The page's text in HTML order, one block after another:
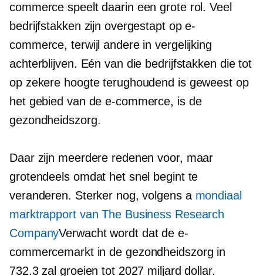
commerce speelt daarin een grote rol. Veel
bedrijfstakken zijn overgestapt op e-
commerce, terwijl andere in vergelijking
achterblijven. Eén van die bedrijfstakken die tot
op zekere hoogte terughoudend is geweest op
het gebied van de e-commerce, is de
gezondheidszorg.
Daar zijn meerdere redenen voor, maar
grotendeels omdat het snel begint te
veranderen. Sterker nog, volgens a mondiaal
marktrapport van The Business Research
CompanyVerwacht wordt dat de e-
commercemarkt in de gezondheidszorg in
732.3 zal groeien tot 2027 miljard dollar.